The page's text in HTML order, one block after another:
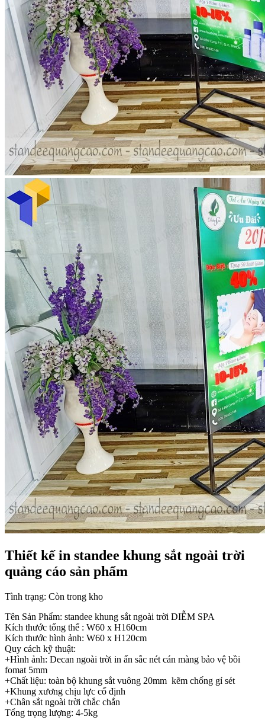
Thiết kế in standee khung sắt ngoài trời
quảng cáo sản phẩm
Tình trạng: Còn trong kho
Tên Sản Phẩm: standee khung sắt ngoài trời DIỄM SPA
Kích thước tổng thể : W60 x H160cm
Kích thước hình ảnh: W60 x H120cm
Quy cách kỹ thuật:
+Hình ảnh: Decan ngoài trời in ấn sắc nét cán màng bảo vệ bồi
fomat 5mm
+Chất liệu: toàn bộ khung sắt vuông 20mm kẽm chống gỉ sét
+Khung xương chịu lực cố định
+Chân sắt ngoài trời chắc chắn
Tổng trọng lượng: 4-5kg